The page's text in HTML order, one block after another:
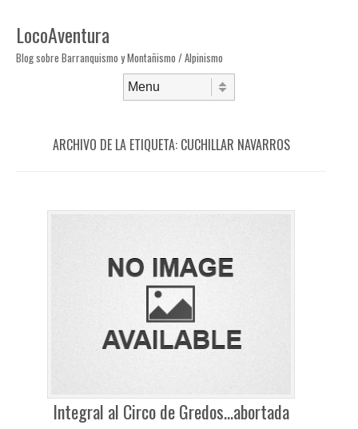
LocoAventura
Blog sobre Barranquismo y Montañismo / Alpinismo
ARCHIVO DE LA ETIQUETA: CUCHILLAR NAVARROS
Integral al Circo de Gredos…abortada